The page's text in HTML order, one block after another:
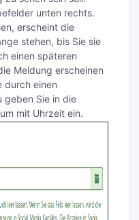
unten rechts.
erscheint die
stehen, bis Sie sie
einen späteren
Meldung erscheinen
durch einen
geben Sie in die
mit Uhrzeit ein.